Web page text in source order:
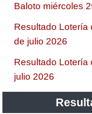
Baloto miércoles
Resultado Lotería
de julio 2026
Resultado Lotería
julio 2026